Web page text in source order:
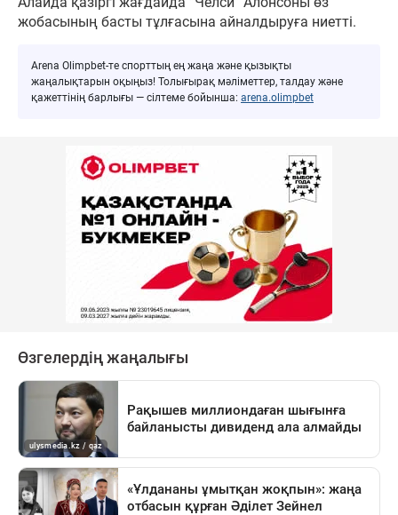
жобасының басты тұлғасына айналдыруға ниетті.
Arena Olimpbet-те спорттың ең жаңа және қызықты
жаңалықтарын оқыңыз! Толығырақ мәліметтер, талдау және
қажеттінің барлығы — сілтеме бойынша: arena.olimpbet